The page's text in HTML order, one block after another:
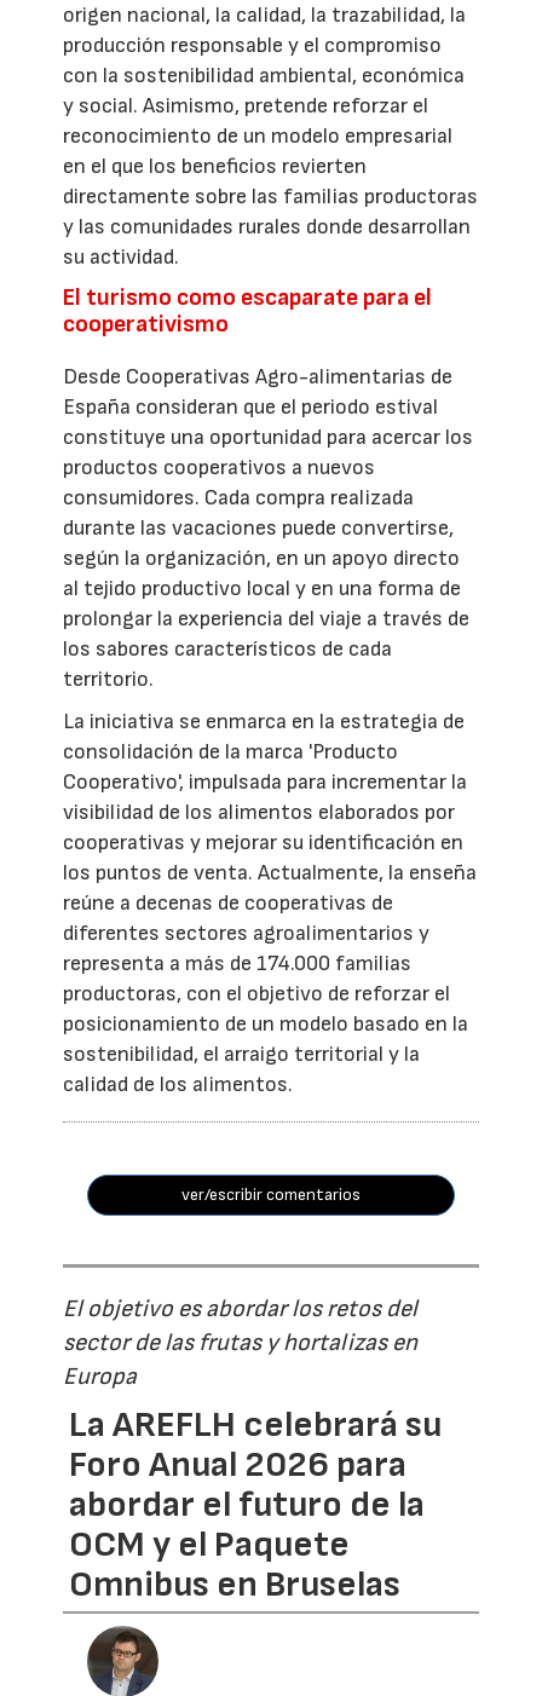
origen nacional, la calidad, la trazabilidad, la
producción responsable y el compromiso
con la sostenibilidad ambiental, económica
y social. Asimismo, pretende reforzar el
reconocimiento de un modelo empresarial
en el que los beneficios revierten
directamente sobre las familias productoras
y las comunidades rurales donde desarrollan
su actividad.
El turismo como escaparate para el
cooperativismo
Desde Cooperativas Agro-alimentarias de
España consideran que el periodo estival
constituye una oportunidad para acercar los
productos cooperativos a nuevos
consumidores. Cada compra realizada
durante las vacaciones puede convertirse,
según la organización, en un apoyo directo
al tejido productivo local y en una forma de
prolongar la experiencia del viaje a través de
los sabores característicos de cada
territorio.
La iniciativa se enmarca en la estrategia de
consolidación de la marca 'Producto
Cooperativo', impulsada para incrementar la
visibilidad de los alimentos elaborados por
cooperativas y mejorar su identificación en
los puntos de venta. Actualmente, la enseña
reúne a decenas de cooperativas de
diferentes sectores agroalimentarios y
representa a más de 174.000 familias
productoras, con el objetivo de reforzar el
posicionamiento de un modelo basado en la
sostenibilidad, el arraigo territorial y la
calidad de los alimentos.
ver/escribir comentarios
El objetivo es abordar los retos del
sector de las frutas y hortalizas en
Europa
La AREFLH celebrará su
Foro Anual 2026 para
abordar el futuro de la
OCM y el Paquete
Omnibus en Bruselas